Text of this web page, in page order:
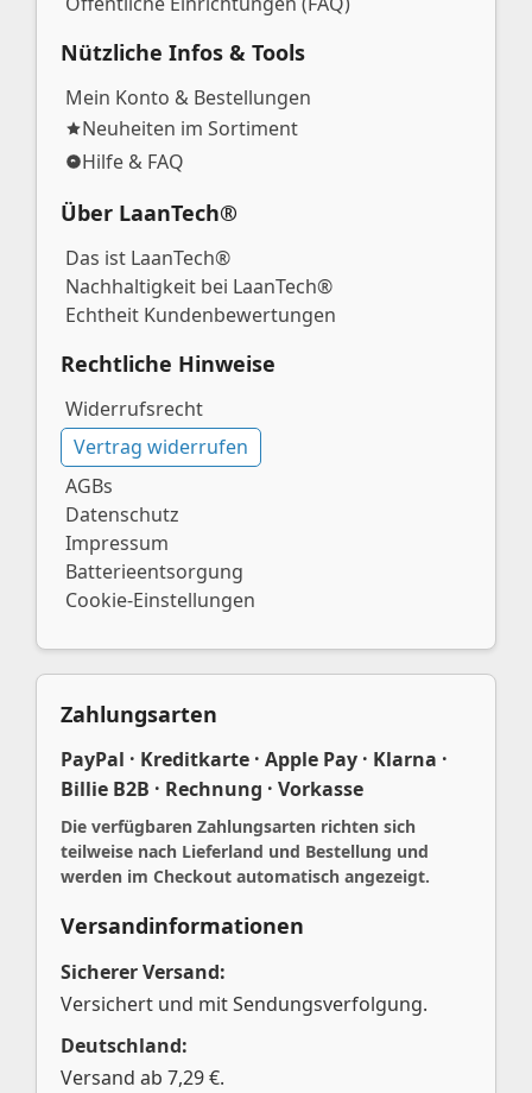
Nützliche Infos & Tools
Mein Konto & Bestellungen
Neuheiten im Sortiment
Hilfe & FAQ
Über LaanTech®
Das ist LaanTech®
Nachhaltigkeit bei LaanTech®
Echtheit Kundenbewertungen
Rechtliche Hinweise
Widerrufsrecht
Vertrag widerrufen
AGBs
Datenschutz
Impressum
Batterieentsorgung
Cookie-Einstellungen
Zahlungsarten
PayPal · Kreditkarte · Apple Pay · Klarna ·
Billie B2B · Rechnung · Vorkasse
Die verfügbaren Zahlungsarten richten sich
teilweise nach Lieferland und Bestellung und
werden im Checkout automatisch angezeigt.
Versandinformationen
Sicherer Versand:
Versichert und mit Sendungsverfolgung.
Deutschland:
Versand ab 7,29 €.